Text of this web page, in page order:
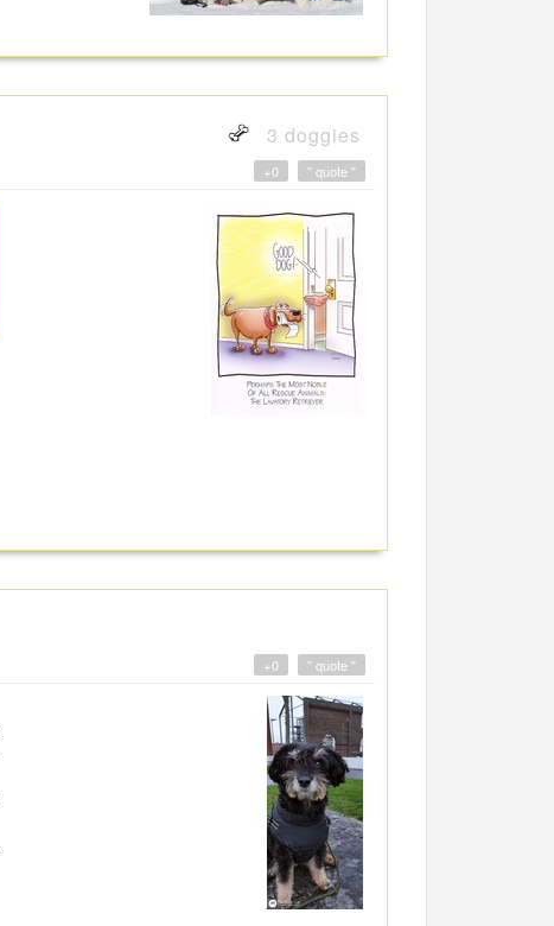
3 doggies
" quote "
+0
" quote "
+0